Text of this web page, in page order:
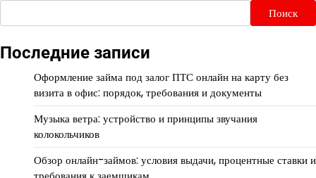
Поиск
Последние записи
Оформление займа под залог ПТС онлайн на карту без
визита в офис: порядок, требования и документы
Музыка ветра: устройство и принципы звучания
колокольчиков
Обзор онлайн-займов: условия выдачи, процентные ставки и